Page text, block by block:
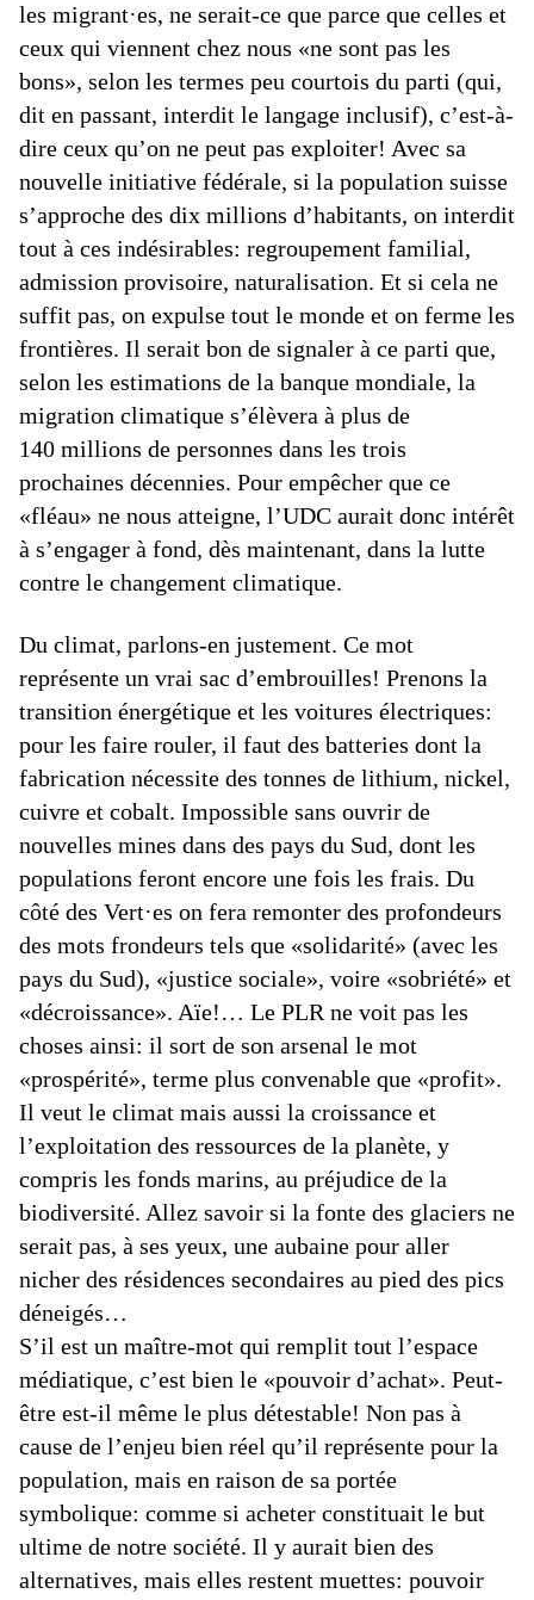
les migrant·es, ne serait-ce que parce que celles et
ceux qui viennent chez nous «ne sont pas les
bons», selon les termes peu courtois du parti (qui,
dit en passant, interdit le langage inclusif), c’est-à-
dire ceux qu’on ne peut pas exploiter! Avec sa
nouvelle initiative fédérale, si la population suisse
s’approche des dix millions d’habitants, on interdit
tout à ces indésirables: regroupement familial,
admission provisoire, naturalisation. Et si cela ne
suffit pas, on expulse tout le monde et on ferme les
frontières. Il serait bon de signaler à ce parti que,
selon les estimations de la banque mondiale, la
migration climatique s’élèvera à plus de
140 millions de personnes dans les trois
prochaines décennies. Pour empêcher que ce
«fléau» ne nous atteigne, l’UDC aurait donc intérêt
à s’engager à fond, dès maintenant, dans la lutte
contre le changement climatique.
Du climat, parlons-en justement. Ce mot
représente un vrai sac d’embrouilles! Prenons la
transition énergétique et les voitures électriques:
pour les faire rouler, il faut des batteries dont la
fabrication nécessite des tonnes de lithium, nickel,
cuivre et cobalt. Impossible sans ouvrir de
nouvelles mines dans des pays du Sud, dont les
populations feront encore une fois les frais. Du
côté des Vert·es on fera remonter des profondeurs
des mots frondeurs tels que «solidarité» (avec les
pays du Sud), «justice sociale», voire «sobriété» et
«décroissance». Aïe!… Le PLR ne voit pas les
choses ainsi: il sort de son arsenal le mot
«prospérité», terme plus convenable que «profit».
Il veut le climat mais aussi la croissance et
l’exploitation des ressources de la planète, y
compris les fonds marins, au préjudice de la
biodiversité. Allez savoir si la fonte des glaciers ne
serait pas, à ses yeux, une aubaine pour aller
nicher des résidences secondaires au pied des pics
déneigés…
S’il est un maître-mot qui remplit tout l’espace
médiatique, c’est bien le «pouvoir d’achat». Peut-
être est-il même le plus détestable! Non pas à
cause de l’enjeu bien réel qu’il représente pour la
population, mais en raison de sa portée
symbolique: comme si acheter constituait le but
ultime de notre société. Il y aurait bien des
alternatives, mais elles restent muettes: pouvoir